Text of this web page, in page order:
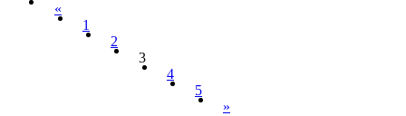
«
1
2
3
4
5
»